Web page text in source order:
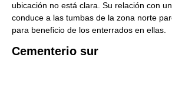
ubicación no está clara. Su relación con
conduce a las tumbas de la zona norte
para beneficio de los enterrados en ellas.
Cementerio sur